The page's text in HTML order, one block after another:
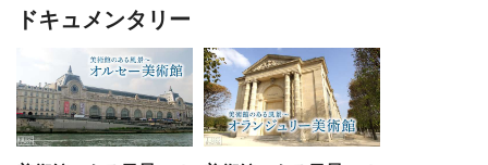
ドキュメンタリー